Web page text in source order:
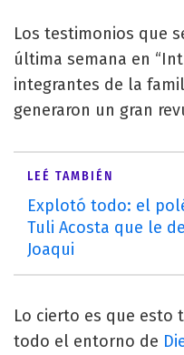
Los testimonios que
última semana en
integrantes de la
generaron un gran
LEÉ TAMBIÉN
Explotó todo: el
Tuli Acosta que le
Joaqui
Lo cierto es que esto
todo el entorno de